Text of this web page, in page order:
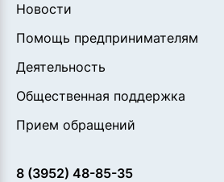
Новости
Помощь предпринимателям
Деятельность
Общественная поддержка
Прием обращений
8 (3952) 48-85-35